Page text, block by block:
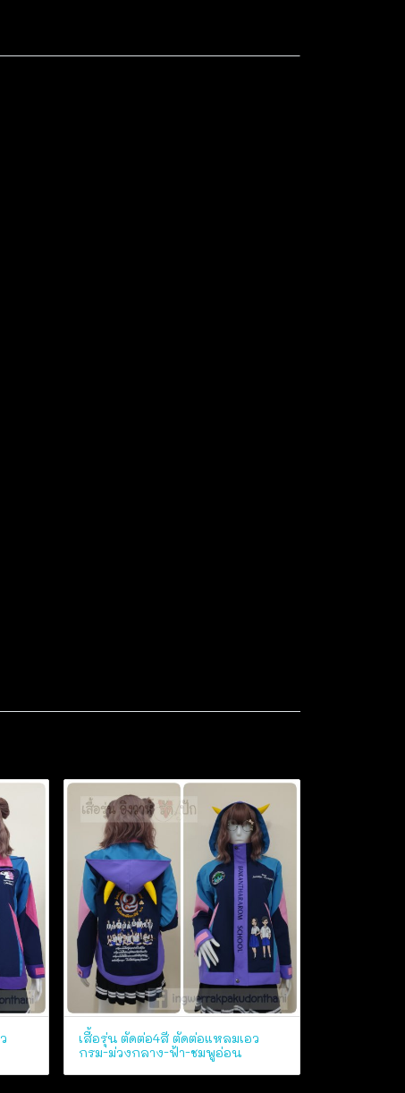
เสื้อรุ่น ตัดต่อ4สี ตัดต่อแหลมเอว
กรม-ม่วงกลาง-ฟ้า-ชมพูอ่อน